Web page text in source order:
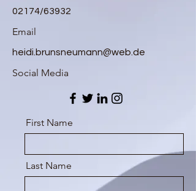
02174/63932
Email
heidi.brunsneumann@web.de
Social Media
First Name
Last Name